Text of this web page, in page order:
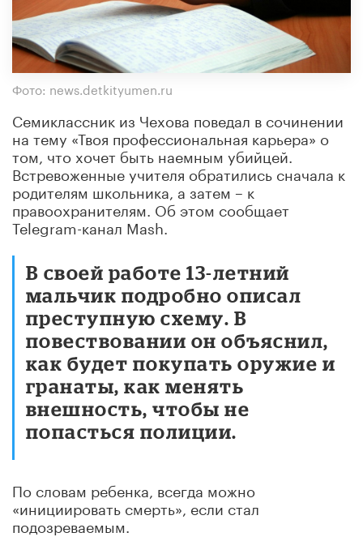
Фото: news.detkityumen.ru
Семиклассник из Чехова поведал в сочинении
на тему «Твоя профессиональная карьера» о
том, что хочет быть наемным убийцей.
Встревоженные учителя обратились сначала к
родителям школьника, а затем – к
правоохранителям. Об этом сообщает
Telegram-канал Mash.
В своей работе 13-летний
мальчик подробно описал
преступную схему. В
повествовании он объяснил,
как будет покупать оружие и
гранаты, как менять
внешность, чтобы не
попасться полиции.
По словам ребенка, всегда можно
«инициировать смерть», если стал
подозреваемым.